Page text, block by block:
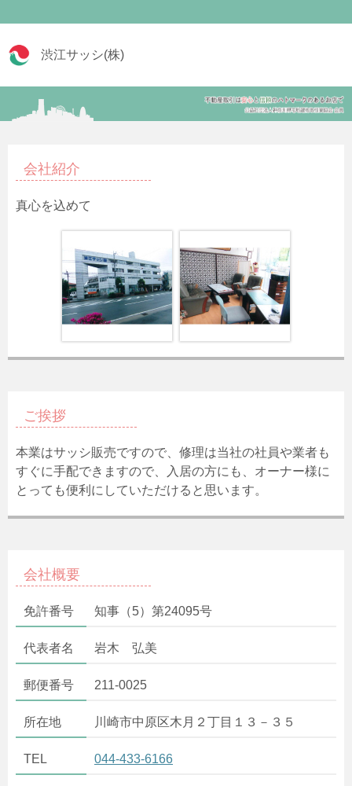
渋江サッシ(株)
会社紹介
真心を込めて
ご挨拶
本業はサッシ販売ですので、修理は当社の社員や業者も
すぐに手配できますので、入居の方にも、オーナー様に
とっても便利にしていただけると思います。
会社概要
免許番号 知事（5）第24095号
代表者名 岩木 弘美
郵便番号 211-0025
所在地 川崎市中原区木月２丁目１３－３５
TEL 044-433-6166